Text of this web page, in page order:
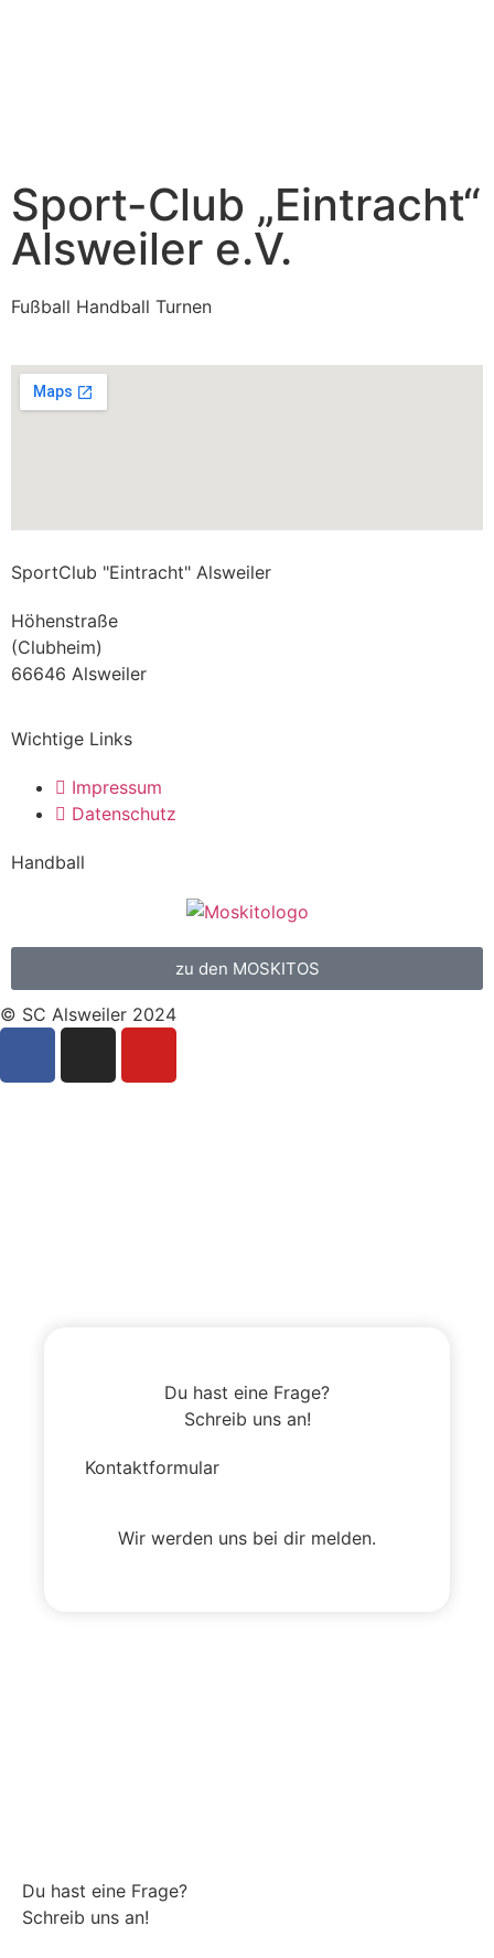
Sport-Club „Eintracht“
Alsweiler e.V.
Fußball Handball Turnen
SportClub "Eintracht" Alsweiler
Höhenstraße
(Clubheim)
66646 Alsweiler
Wichtige Links
Impressum
Datenschutz
Handball
zu den MOSKITOS
© SC Alsweiler 2024
Du hast eine Frage?
Schreib uns an!
Kontaktformular
Wir werden uns bei dir melden.
Du hast eine Frage?
Schreib uns an!